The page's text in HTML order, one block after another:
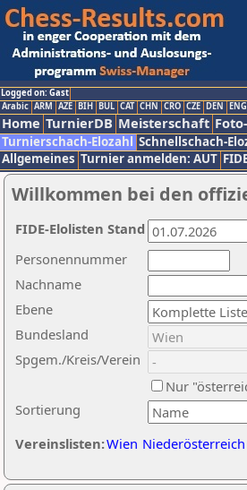
Logged on: Gast
Arabic ARM AZE BIH BUL CAT CHN CRO CZE DEN ENG
Home TurnierDB Meisterschaft
Turnierschach-Elozahl Schnellschach-
Allgemeines Turnier anmelden: AUT
Willkommen bei den
Nachname
Ebene
Sortierung
Personennummer
Bundesland
Spgem./Kreis/Verein
Nur
Vereinslisten:Wien Niederösterreich
FIDE-Elolisten Stand